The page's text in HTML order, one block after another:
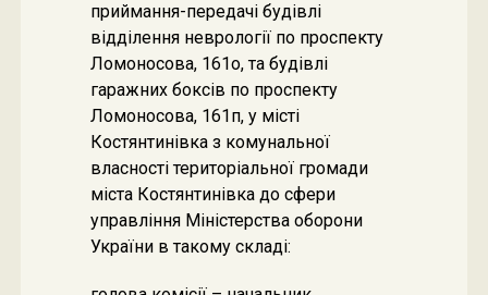
приймання-передачі будівлі
відділення неврології по проспекту
Ломоносова, 161о, та будівлі
гаражних боксів по проспекту
Ломоносова, 161п, у місті
Костянтинівка з комунальної
власності територіальної громади
міста Костянтинівка до сфери
управління Міністерства оборони
України в такому складі: